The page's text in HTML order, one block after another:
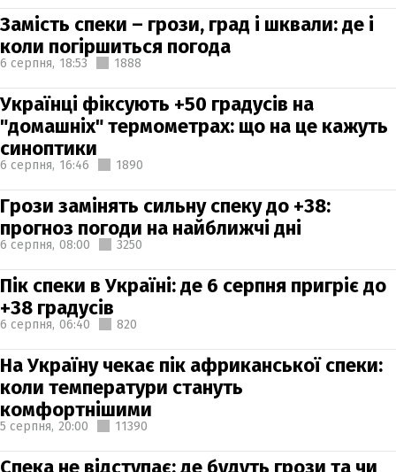
Замість спеки – грози, град і шквали: де і
коли погіршиться погода
6 серпня, 18:53 1888
Українці фіксують +50 градусів на
"домашніх" термометрах: що на це кажуть
синоптики
6 серпня, 16:46 1890
Грози замінять сильну спеку до +38:
прогноз погоди на найближчі дні
6 серпня, 08:00 3250
Пік спеки в Україні: де 6 серпня пригріє до
+38 градусів
6 серпня, 06:40 820
На Україну чекає пік африканської спеки:
коли температури стануть
комфортнішими
5 серпня, 20:00 11390
Спека не відступає: де будуть грози та чи